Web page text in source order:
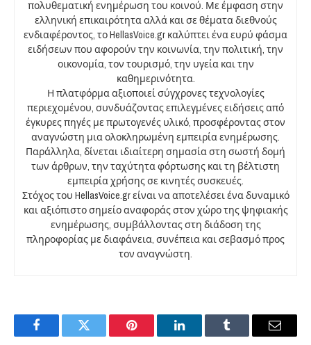
πολυθεματική ενημέρωση του κοινού. Με έμφαση στην
ελληνική επικαιρότητα αλλά και σε θέματα διεθνούς
ενδιαφέροντος, το HellasVoice.gr καλύπτει ένα ευρύ φάσμα
ειδήσεων που αφορούν την κοινωνία, την πολιτική, την
οικονομία, τον τουρισμό, την υγεία και την
καθημερινότητα.
Η πλατφόρμα αξιοποιεί σύγχρονες τεχνολογίες
περιεχομένου, συνδυάζοντας επιλεγμένες ειδήσεις από
έγκυρες πηγές με πρωτογενές υλικό, προσφέροντας στον
αναγνώστη μια ολοκληρωμένη εμπειρία ενημέρωσης.
Παράλληλα, δίνεται ιδιαίτερη σημασία στη σωστή δομή
των άρθρων, την ταχύτητα φόρτωσης και τη βέλτιστη
εμπειρία χρήσης σε κινητές συσκευές.
Στόχος του HellasVoice.gr είναι να αποτελέσει ένα δυναμικό
και αξιόπιστο σημείο αναφοράς στον χώρο της ψηφιακής
ενημέρωσης, συμβάλλοντας στη διάδοση της
πληροφορίας με διαφάνεια, συνέπεια και σεβασμό προς
τον αναγνώστη.
FacebookTwitter Pinterest LinkedInTumblr Email